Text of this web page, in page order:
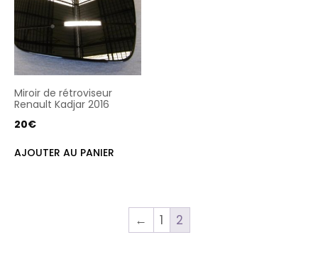
Miroir de rétroviseur
Renault Kadjar 2016
20€
AJOUTER AU PANIER
← 1 2